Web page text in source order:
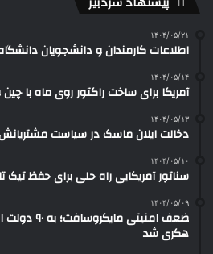
۱۴۰۴/۰۵/۲۱
اطلاعات کارمندان و دانشجویان
۱۴۰۴/۰۵/۱۴
آمریکا برای ساخت راکتور روی ماه با
۱۴۰۴/۰۵/۱۳
دخالت ایلان ماسک در سیاست مشتریانش
۱۴۰۴/۰۵/۱۰
سناتور آمریکایی راه حلی برای حفظ تیک
۱۴۰۴/۰۵/۰۹
ضعف امنیتی
هکری شد